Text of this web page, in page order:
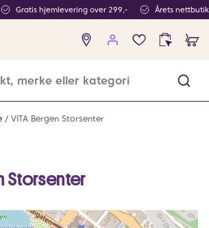
Gratis hjemlevering over 299,- Årets
Ingen
produkter
VITA Bergen Storsenter
Storsenter